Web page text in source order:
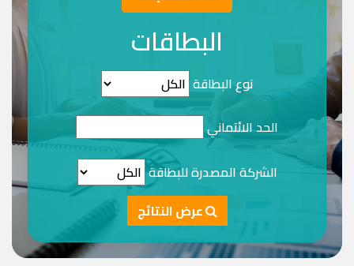
البطاقات
نوع البطاقة
الحد الائتماني
الشركة المصدرة للبطاقة